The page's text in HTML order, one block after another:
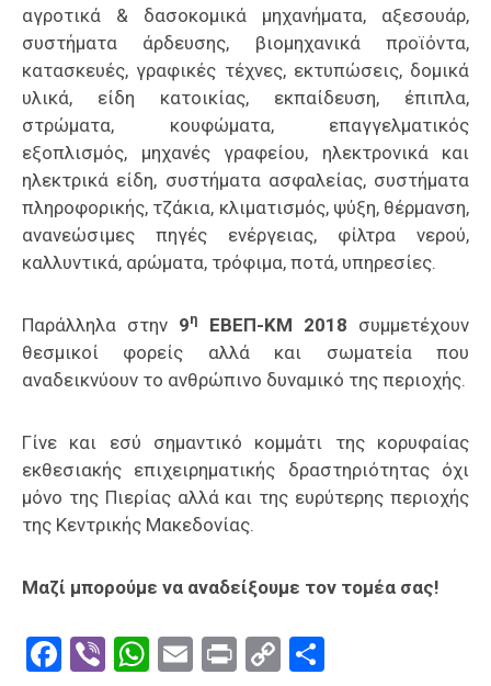
αγροτικά & δασοκομικά μηχανήματα, αξεσουάρ,
συστήματα άρδευσης, βιομηχανικά προϊόντα,
κατασκευές, γραφικές τέχνες, εκτυπώσεις, δομικά
υλικά, είδη κατοικίας, εκπαίδευση, έπιπλα,
στρώματα, κουφώματα, επαγγελματικός
εξοπλισμός, μηχανές γραφείου, ηλεκτρονικά και
ηλεκτρικά είδη, συστήματα ασφαλείας, συστήματα
πληροφορικής, τζάκια, κλιματισμός, ψύξη, θέρμανση,
ανανεώσιμες πηγές ενέργειας, φίλτρα νερού,
καλλυντικά, αρώματα, τρόφιμα, ποτά, υπηρεσίες.
Παράλληλα στην 9η ΕΒΕΠ-ΚΜ 2018 συμμετέχουν
θεσμικοί φορείς αλλά και σωματεία που
αναδεικνύουν το ανθρώπινο δυναμικό της περιοχής.
Γίνε και εσύ σημαντικό κομμάτι της κορυφαίας
εκθεσιακής επιχειρηματικής δραστηριότητας όχι
μόνο της Πιερίας αλλά και της ευρύτερης περιοχής
της Κεντρικής Μακεδονίας.
Μαζί μπορούμε να αναδείξουμε τον τομέα σας!
Facebook
ViberWhatsApp
EmailPrintCopy